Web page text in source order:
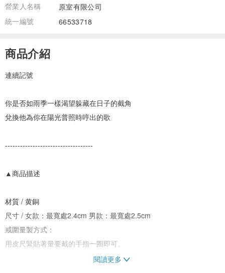
營業人名稱
原室有限公司
統一編號
66533718
商品介紹
連續記號
你是否如雨季一樣渴望躲藏在日子的截角
兌換他為你在陽光普照時哼出的歌
-----------------------------------
▲商品描述
材質 / 黄銅
尺寸 / 女款：最寬處2.4cm 男款：最寬處2.5cm
戒圍量製方式：
用皮尺緊貼著量要戴的手指一圈即可。
閱讀更多